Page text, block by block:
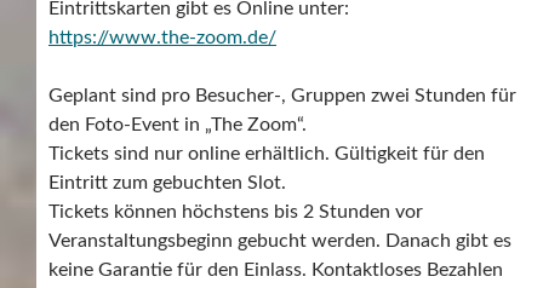
Eintrittskarten gibt es Online unter:
https://www.the-zoom.de/
Geplant sind pro Besucher-, Gruppen zwei Stunden für
den Foto-Event in „The Zoom“.
Tickets sind nur online erhältlich. Gültigkeit für den
Eintritt zum gebuchten Slot.
Tickets können höchstens bis 2 Stunden vor
Veranstaltungsbeginn gebucht werden. Danach gibt es
keine Garantie für den Einlass. Kontaktloses Bezahlen